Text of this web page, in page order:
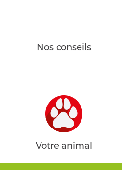
Nos conseils
Votre animal